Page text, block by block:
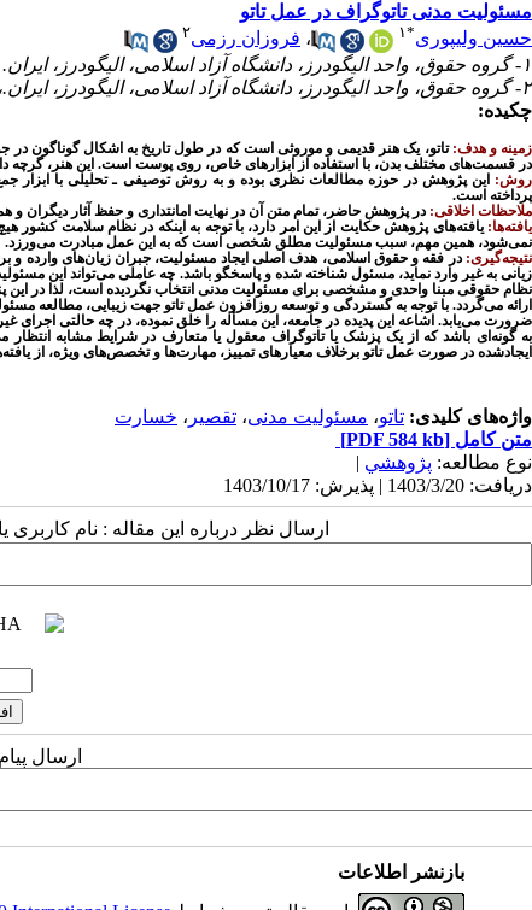
مسئولیت مدنی تاتوگراف در عمل تاتو
حسین ولیپوری*۱ ، فروزان رزمی۲
۱- گروه حقوق، واحد الیگودرز، دانشگاه آزاد اسلامی، الیگودرز، ایران.
۲- گروه حقوق، واحد الیگودرز، دانشگاه آزاد اسلامی، الیگودرز، ایران.،
چکیده:
زمینه و هدف: تاتو، یک هنر قدیمی و موروثی است که در طول تاریخ بهاشکال گوناگون در
در قسمت‌های مختلف بدن، با استفاده از ابزارهای خاص، روی پوست است. این هنر، گرچه
روش: این پژوهش در حوزه مطالعات نظری بوده و به روش توصیفی ـ تحلیلی با ابزار
پرداخته است.
ملاحظات اخلاقی: در پژوهش حاضر، تمام متن آن در نهایت امانتداری و حفظ آثار دیگران
یافته‌ها: یافته‌های پژوهش حکایت از این امر دارد، با توجه به اینکه در نظام سلامت
نمی‌شود، همین مهم، سبب مسئولیت مطلق شخصی است که به این عمل مبادرت می‌ورزد.
نتیجه‌گیری: در فقه و حقوق اسلامی، هدف اصلی ایجاد مسئولیت، جبران زیان‌های وارده
زیانی به غیر وارد نماید، مسئول شناخته شده و پاسخگو باشد. چه عاملی می‌تواند این
نظام حقوقی مبنا واحدی و مشخصی برای مسئولیت مدنی انتخاب نگردیده است، لذا در این
ارائه می‌گردد.با توجه به گستردگی و توسعه روزافزون عمل تاتو جهت زیبایی، مطالعه
ضرورت می‌یابد. اشاعه این پدیده در جامعه، این مسأله را خلق نموده، در چه حالتی
به گونه‌ای باشد که از یک پزشک یا تاتوگراف معقول یا متعارف در شرایط مشابه انتظار
ایجادشده در صورت عمل تاتو برخلاف معیارهای تمییز، مهارت‌ها و تخصص‌های ویژه، از
واژه‌های کلیدی: تاتو، مسئولیت مدنی، تقصیر ، خسارت
متن کامل [PDF 584 kb]
نوع مطالعه: پژوهشي |
دریافت: 1403/3/20 | پذیرش: 1403/10/17
ارسال نظر درباره این مقاله : نام
ارسال
بازنشر اطلاعات